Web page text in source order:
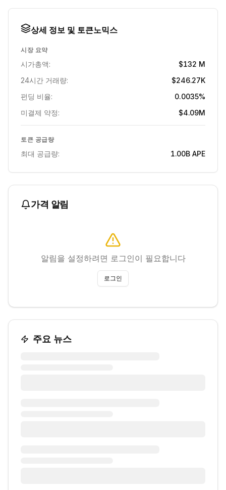
상세 정보 및 토큰노믹스
시장 요약
시가총액:
$132 M
24시간 거래량:
$246.27K
펀딩 비율:
0.0035%
미결제 약정:
$4.09M
토큰 공급량
최대 공급량: 1.00B APE
가격 알림
알림을 설정하려면 로그인이 필요합니다
로그인
주요 뉴스